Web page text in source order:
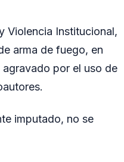
Violencia Institucional,
arma de fuego, en
por el uso de
imputado, no se